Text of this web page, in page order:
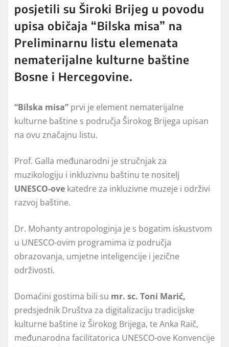
posjetili su Široki Brijeg u povodu
upisa običaja “Bilska misa” na
Preliminarnu listu elemenata
nematerijalne kulturne baštine
Bosne i Hercegovine.
“Bilska misa” prvi je element nematerijalne
kulturne baštine s područja Širokog Brijega upisan
na ovu značajnu listu.
Prof. Galla međunarodni je stručnjak za
muzikologiju i inkluzivnu baštinu te nositelj
UNESCO-ove katedre za inkluzivne muzeje i održivi
razvoj baštine.
Dr. Mohanty antropologinja je s bogatim iskustvom
u UNESCO-ovim programima iz područja
obrazovanja, umjetne inteligencije i jezične
održivosti.
Domaćini gostima bili su mr. sc. Toni Marić,
predsjednik Društva za digitalizaciju tradicijske
kulturne baštine iz Širokog Brijega, te Anka Raič,
međunarodna facilitatorica UNESCO-ove Konvencije